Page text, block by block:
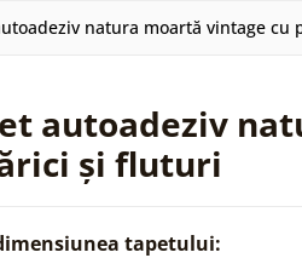
natura moartă vintage cu
autoadeziv
și fluturi
tapetului: